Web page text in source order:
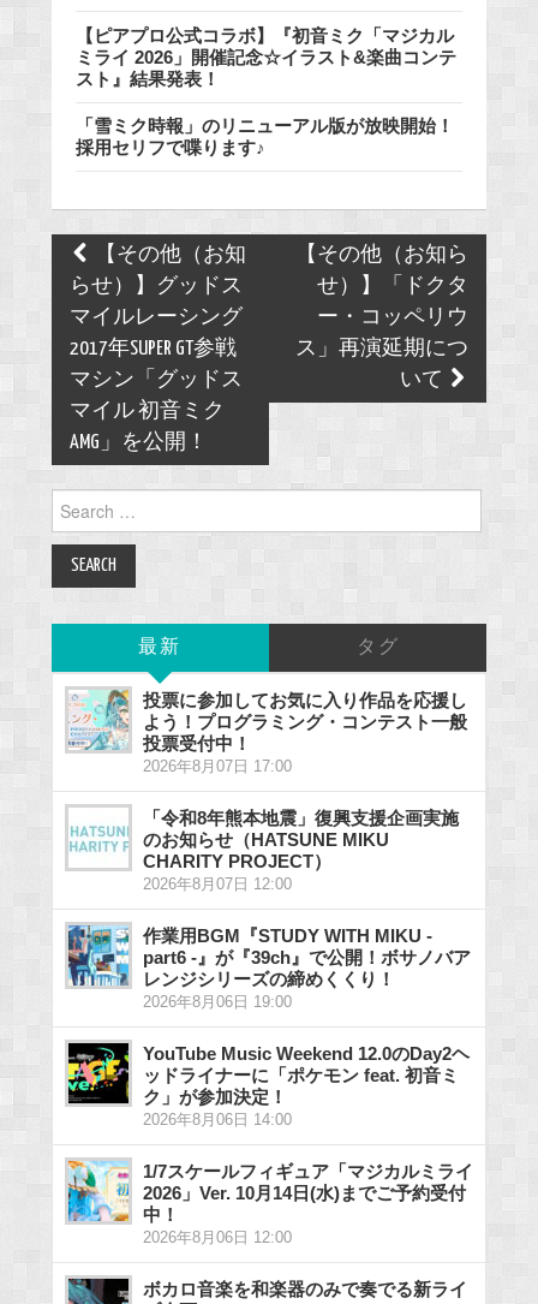
【ピアプロ公式コラボ】『初音ミク「マジカル
ミライ 2026」開催記念☆イラスト&楽曲コンテ
スト』結果発表！
「雪ミク時報」のリニューアル版が放映開始！
採用セリフで喋ります♪
Post
navigation
【その他（お知
らせ）】グッドス
マイルレーシング
2017年SUPER GT参戦
マシン「グッドス
マイル 初音ミク
AMG」を公開！
【その他（お知ら
せ）】「ドクタ
ー・コッペリウ
ス」再演延期につ
いて
for:
最新 タグ
投票に参加してお気に入り作品を応援し
よう！プログラミング・コンテスト一般
投票受付中！
2026年8月07日 17:00
「令和8年熊本地震」復興支援企画実施
のお知らせ（HATSUNE MIKU
CHARITY PROJECT）
2026年8月07日 12:00
作業用BGM『STUDY WITH MIKU -
part6 -』が『39ch』で公開！ボサノバア
レンジシリーズの締めくくり！
2026年8月06日 19:00
YouTube Music Weekend 12.0のDay2ヘ
ッドライナーに「ポケモン feat. 初音ミ
ク」が参加決定！
2026年8月06日 14:00
1/7スケールフィギュア「マジカルミライ
2026」Ver. 10月14日(水)までご予約受付
中！
2026年8月06日 12:00
ボカロ音楽を和楽器のみで奏でる新ライ